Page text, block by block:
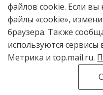
Контент
Creative
License
.
файлов cookie. Если вы
файлы «cookie»,
браузера. Также
используются
Метрика и top.mail.ru.